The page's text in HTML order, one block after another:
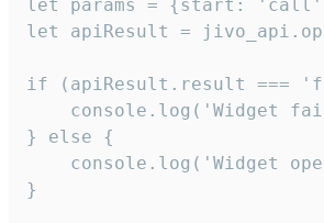
let params = {start:
let apiResult =
if (apiResult.result ===
console.log('Widget
} else {
console.log('Widget
}